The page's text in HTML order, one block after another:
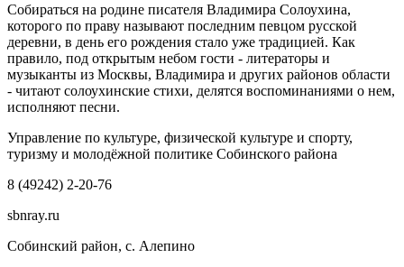
Собираться на родине писателя Владимира Солоухина,
которого по праву называют последним певцом русской
деревни, в день его рождения стало уже традицией. Как
правило, под открытым небом гости - литераторы и
музыканты из Москвы, Владимира и других районов области
- читают солоухинские стихи, делятся воспоминаниями о нем,
исполняют песни.
Управление по культуре, физической культуре и спорту,
туризму и молодёжной политике Собинского района
8 (49242) 2-20-76
sbnray.ru
Собинский район, с. Алепино